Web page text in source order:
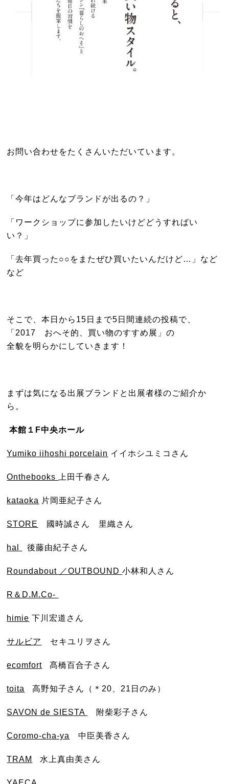
お問い合わせをたくさんいただいています。
「今年はどんなブランドが出るの？」
「ワークショップに参加したいけどどうすればい
い？」
「去年買った○○をまたぜひ買いたいんだけど…」など
など
そこで、本日から15日まで5日間連続の投稿で、
「2017 おへそ的、買い物のすすめ展」の
全貌を明らかにしていきます！
まずは気になる出展ブランドと出展者様のご紹介か
ら。
本館１F中央ホール
Yumiko iihoshi porcelain イイホシユミコさん
Onthebooks 上田千春さん
kataoka 片岡亜紀子さん
STORE 國時誠さん 里織さん
hal 後藤由紀子さん
Roundabout ／OUTBOUND小林和人さん
R＆D.M.Co-
himie 下川宏道さん
サルビア セキユリヲさん
ecomfort 髙橋百合子さん
toita 高野知子さん（＊20、21日のみ）
SAVON de SIESTA 附柴彩子さん
Coromo-cha-ya 中臣美香さん
TRAM 水上真由美さん